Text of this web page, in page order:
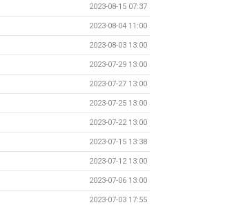
2023-08-15 07:37
2023-08-04 11:00
2023-08-03 13:00
2023-07-29 13:00
2023-07-27 13:00
2023-07-25 13:00
2023-07-22 13:00
2023-07-15 13:38
2023-07-12 13:00
2023-07-06 13:00
2023-07-03 17:55